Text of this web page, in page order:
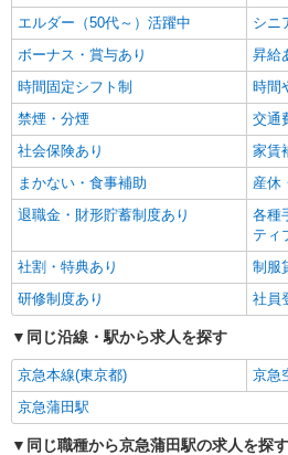
エルダー（50代～）活躍中
シニ
ボーナス・賞与あり
昇給
時間固定シフト制
時間
禁煙・分煙
交通
社会保険あり
家賃
まかない・食事補助
産休
退職金・財形貯蓄制度あり
各種
ティ
社割・特典あり
制服
研修制度あり
社員
同じ沿線・駅から求人を探す
京急本線(東京都)
京急
京急蒲田駅
同じ職種から京急蒲田駅の求人を探す